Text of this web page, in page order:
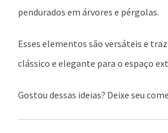
pendurados em árvores e pérgolas.
Esses elementos são versáteis e
clássico e elegante para o espaço
Gostou dessas ideias? Deixe seu